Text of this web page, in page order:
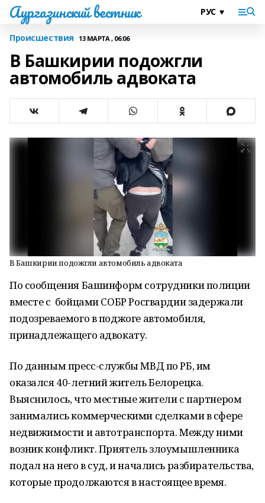
Аургазинский вестник
Происшествия 13 МАРТА , 06:06
В Башкирии подожгли
автомобиль адвоката
В Башкирии подожгли автомобиль адвоката
По сообщения Башинформ сотрудники полиции
вместе с бойцами СОБР Росгвардии задержали
подозреваемого в поджоге автомобиля,
принадлежащего адвокату.
По данным пресс-службы МВД по РБ, им
оказался 40-летний житель Белорецка.
Выяснилось, что местные жители с партнером
занимались коммерческими сделками в сфере
недвижимости и автотранспорта. Между ними
возник конфликт. Приятель злоумышленника
подал на него в суд, и начались разбирательства,
которые продолжаются в настоящее время.